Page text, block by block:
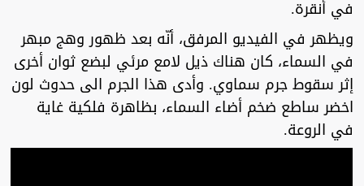
في أنقرة.
ويظهر في الفيديو المرفق، أنّه بعد ظهور وهج مبهر
في السماء، كان هناك ذيل لامع مرئي لبضع ثوان أخرى
إثر سقوط جرم سماوي. وأدى هذا الجرم الى حدوث لون
اخضر ساطع ضخم أضاء السماء، بظاهرة فلكية غاية
في الروعة.